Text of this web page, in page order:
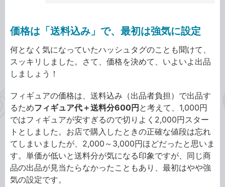
価格は「送料込み」で、最初は強気に設定
何となく気になっていたハッシュタグのことも聞けて、
スッキリしました。さて、価格を決めて、いよいよ出品
しましょう！
フィギュアの価格は、送料込み（出品者負担）で出品す
るためフィギュア代＋送料分600円と考えて、1,000円
ではフィギュアが安すぎるので切りよく2,000円スター
トとしました。お店で購入したときの正確な値段は忘れ
てしまいましたが、2,000～3,000円ほどだったと思いま
す。単価が低いと送料分が気になる印象ですが、同じ商
品の出品が見当たらなかったこともあり、最初はやや強
気の設定です。